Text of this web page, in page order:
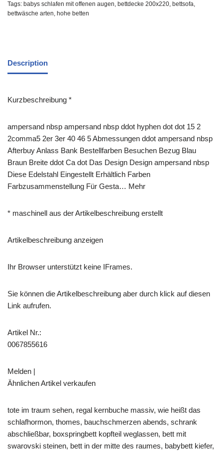
Tags: babys schlafen mit offenen augen, bettdecke 200x220, bettsofa,
bettwäsche arten, hohe betten
Description
Kurzbeschreibung *
ampersand nbsp ampersand nbsp ddot hyphen dot dot 15 2
2comma5 2er 3er 40 46 5 Abmessungen ddot ampersand nbsp
Afterbuy Anlass Bank Bestellfarben Besuchen Bezug Blau
Braun Breite ddot Ca dot Das Design Design ampersand nbsp
Diese Edelstahl Eingestellt Erhältlich Farben
Farbzusammenstellung Für Gesta… Mehr
* maschinell aus der Artikelbeschreibung erstellt
Artikelbeschreibung anzeigen
Ihr Browser unterstützt keine IFrames.
Sie können die Artikelbeschreibung aber durch klick auf diesen
Link aufrufen.
Artikel Nr.:
0067855616
Melden |
Ähnlichen Artikel verkaufen
tote im traum sehen, regal kernbuche massiv, wie heißt das
schlafhormon, thomes, bauchschmerzen abends, schrank
abschließbar, boxspringbett kopfteil weglassen, bett mit
swarovski steinen, bett in der mitte des raumes, babybett kiefer,